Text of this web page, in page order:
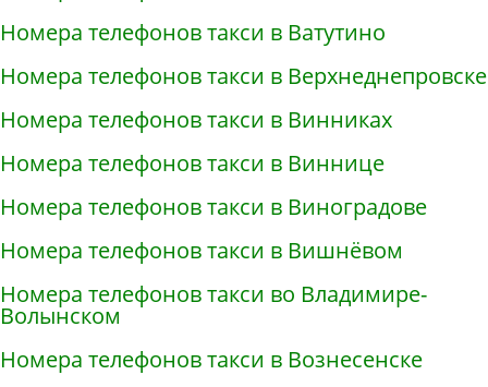
Номера телефонов такси в Ватутино
Номера телефонов такси в Верхнеднепровске
Номера телефонов такси в Винниках
Номера телефонов такси в Виннице
Номера телефонов такси в Виноградове
Номера телефонов такси в Вишнёвом
Номера телефонов такси во Владимире-
Волынском
Номера телефонов такси в Вознесенске